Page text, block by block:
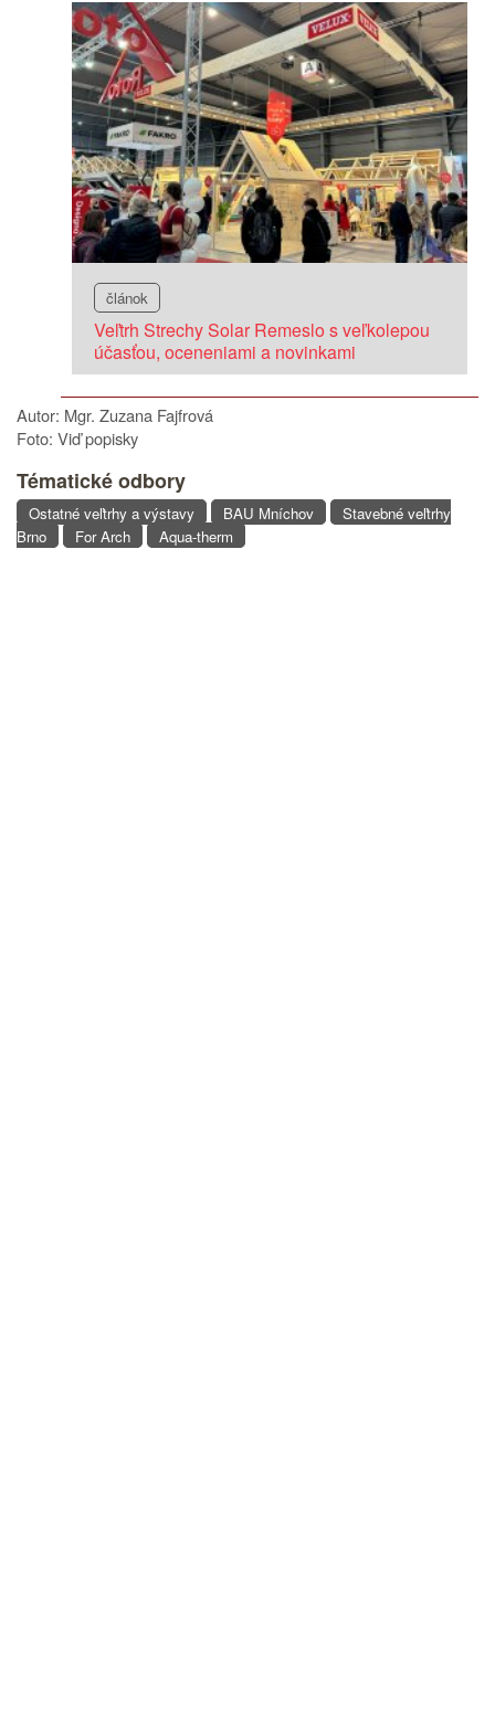
článok
Veľtrh Strechy Solar Remeslo s veľkolepou
účasťou, oceneniami a novinkami
Autor: Mgr. Zuzana Fajfrová
Foto: Viď popisky
Tématické odbory
Ostatné veľtrhy a výstavy BAU Mníchov
Stavebné veľtrhy
Brno
For Arch Aqua-therm